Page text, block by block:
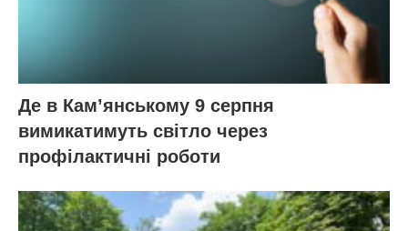
Де в Кам’янському 9 серпня
вимикатимуть світло через
профілактичні роботи